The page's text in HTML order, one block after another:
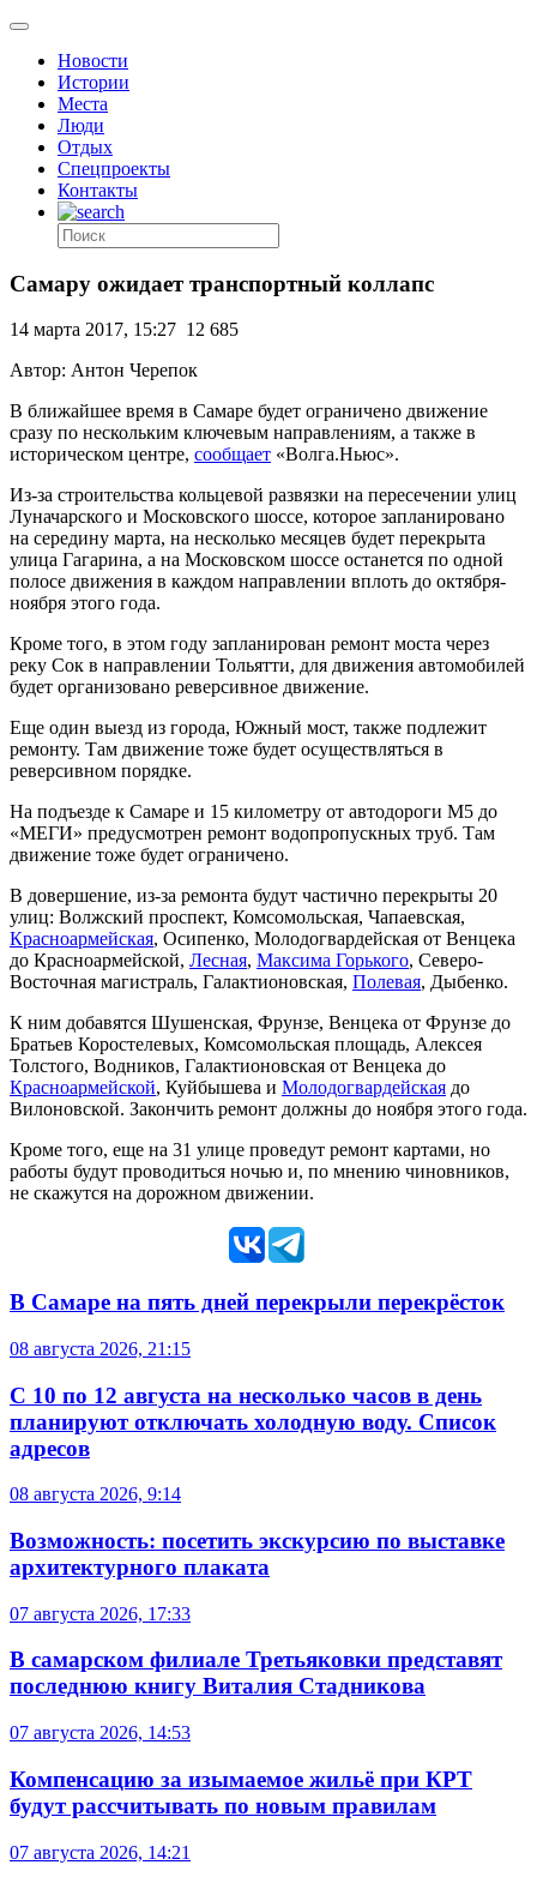
Новости
Истории
Места
Люди
Отдых
Спецпроекты
Контакты
Самару ожидает транспортный коллапс
14 марта 2017, 15:27 12 685
Автор: Антон Черепок
В ближайшее время в Самаре будет ограничено движение
сразу по нескольким ключевым направлениям, а также в
историческом центре, сообщает «Волга.Ньюс».
Из-за строительства кольцевой развязки на пересечении улиц
Луначарского и Московского шоссе, которое запланировано
на середину марта, на несколько месяцев будет перекрыта
улица Гагарина, а на Московском шоссе останется по одной
полосе движения в каждом направлении вплоть до октября-
ноября этого года.
Кроме того, в этом году запланирован ремонт моста через
реку Сок в направлении Тольятти, для движения автомобилей
будет организовано реверсивное движение.
Еще один выезд из города, Южный мост, также подлежит
ремонту. Там движение тоже будет осуществляться в
реверсивном порядке.
На подъезде к Самаре и 15 километру от автодороги М5 до
«МЕГИ» предусмотрен ремонт водопропускных труб. Там
движение тоже будет ограничено.
В довершение, из-за ремонта будут частично перекрыты 20
улиц: Волжский проспект, Комсомольская, Чапаевская,
Красноармейская, Осипенко, Молодогвардейская от Венцека
до Красноармейской, Лесная, Максима Горького, Северо-
Восточная магистраль, Галактионовская, Полевая, Дыбенко.
К ним добавятся Шушенская, Фрунзе, Венцека от Фрунзе до
Братьев Коростелевых, Комсомольская площадь, Алексея
Толстого, Водников, Галактионовская от Венцека до
Красноармейской, Куйбышева и Молодогвардейская до
Вилоновской. Закончить ремонт должны до ноября этого года.
Кроме того, еще на 31 улице проведут ремонт картами, но
работы будут проводиться ночью и, по мнению чиновников,
не скажутся на дорожном движении.
В Самаре на пять дней перекрыли перекрёсток
08 августа 2026, 21:15
С 10 по 12 августа на несколько часов в день
планируют отключать холодную воду. Список
адресов
08 августа 2026, 9:14
Возможность: посетить экскурсию по выставке
архитектурного плаката
07 августа 2026, 17:33
В самарском филиале Третьяковки представят
последнюю книгу Виталия Стадникова
07 августа 2026, 14:53
Компенсацию за изымаемое жильё при КРТ
будут рассчитывать по новым правилам
07 августа 2026, 14:21